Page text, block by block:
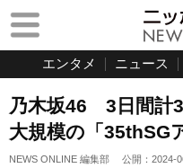
エンタメ ニュース
乃木坂46 3日間計
大規模の「35thSG
NEWS ONLINE 編集部 公開： 2024-